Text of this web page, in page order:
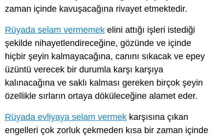
zaman içinde kavuşacağına rivayet etmektedir.
Rüyada selam vermemek elini attığı işleri istediği
şekilde nihayetlendireceğine, gözünde ve içinde
hiçbir şeyin kalmayacağına, canını sıkacak ve epey
üzüntü verecek bir durumla karşı karşıya
kalınacağına ve saklı kalması gereken birçok şeyin
özellikle sırların ortaya döküleceğine alamet eder.
Rüyada evliyaya selam vermek karşısına çıkan
engelleri çok zorluk çekmeden kısa bir zaman içinde